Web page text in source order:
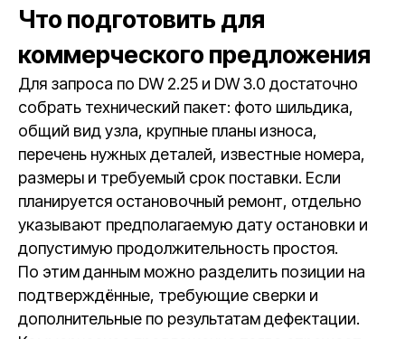
Что подготовить для
коммерческого предложения
Для запроса по DW 2.25 и DW 3.0 достаточно
собрать технический пакет: фото шильдика,
общий вид узла, крупные планы износа,
перечень нужных деталей, известные номера,
размеры и требуемый срок поставки. Если
планируется остановочный ремонт, отдельно
указывают предполагаемую дату остановки и
допустимую продолжительность простоя.
По этим данным можно разделить позиции на
подтверждённые, требующие сверки и
дополнительные по результатам дефектации.